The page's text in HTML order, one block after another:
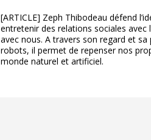
[ARTICLE] Zeph Thibodeau défend
entretenir des relations sociales avec
avec nous. A travers son regard et sa
robots, il permet de repenser nos
monde naturel et artificiel.